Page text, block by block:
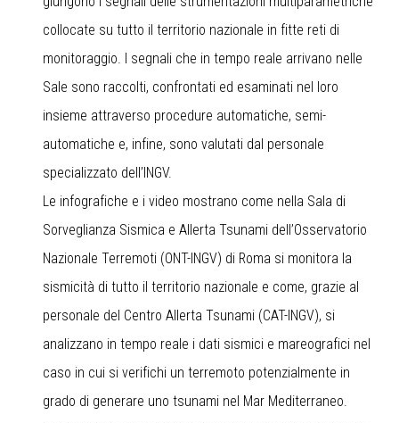
collocate su tutto il territorio nazionale in fitte reti di
monitoraggio. I segnali che in tempo reale arrivano nelle
Sale sono raccolti, confrontati ed esaminati nel loro
insieme attraverso procedure automatiche, semi-
automatiche e, infine, sono valutati dal personale
specializzato dell’INGV.
Le infografiche e i video mostrano come nella Sala di
Sorveglianza Sismica e Allerta Tsunami dell’Osservatorio
Nazionale Terremoti (ONT-INGV) di Roma si monitora la
sismicità di tutto il territorio nazionale e come, grazie al
personale del Centro Allerta Tsunami (CAT-INGV), si
analizzano in tempo reale i dati sismici e mareografici nel
caso in cui si verifichi un terremoto potenzialmente in
grado di generare uno tsunami nel Mar Mediterraneo.